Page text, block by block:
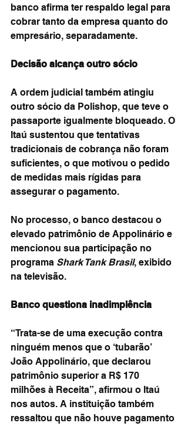
banco afirma ter respaldo legal para
cobrar tanto da empresa quanto do
empresário, separadamente.
Decisão alcança outro sócio
A ordem judicial também atingiu
outro sócio da Polishop, que teve o
passaporte igualmente bloqueado. O
Itaú sustentou que tentativas
tradicionais de cobrança não foram
suficientes, o que motivou o pedido
de medidas mais rígidas para
assegurar o pagamento.
No processo, o banco destacou o
elevado patrimônio de Appolinário e
mencionou sua participação no
programa Shark Tank Brasil, exibido
na televisão.
Banco questiona inadimplência
“Trata-se de uma execução contra
ninguém menos que o ‘tubarão’
João Appolinário, que declarou
patrimônio superior a R$ 170
milhões à Receita”, afirmou o Itaú
nos autos. A instituição também
ressaltou que não houve pagamento